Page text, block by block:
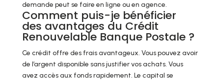
demande peut se faire en ligne ou en agence.
Comment puis-je bénéficier
des avantages du Crédit
Renouvelable Banque Postale ?
Ce crédit offre des frais avantageux. Vous pouvez avoir
de l’argent disponible sans justifier vos achats. Vous
avez accès aux fonds rapidement. Le capital se